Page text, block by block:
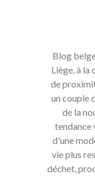
Blog
Liège, à la
de
un couple
de la
tendance
d'une
vie plus
déchet,